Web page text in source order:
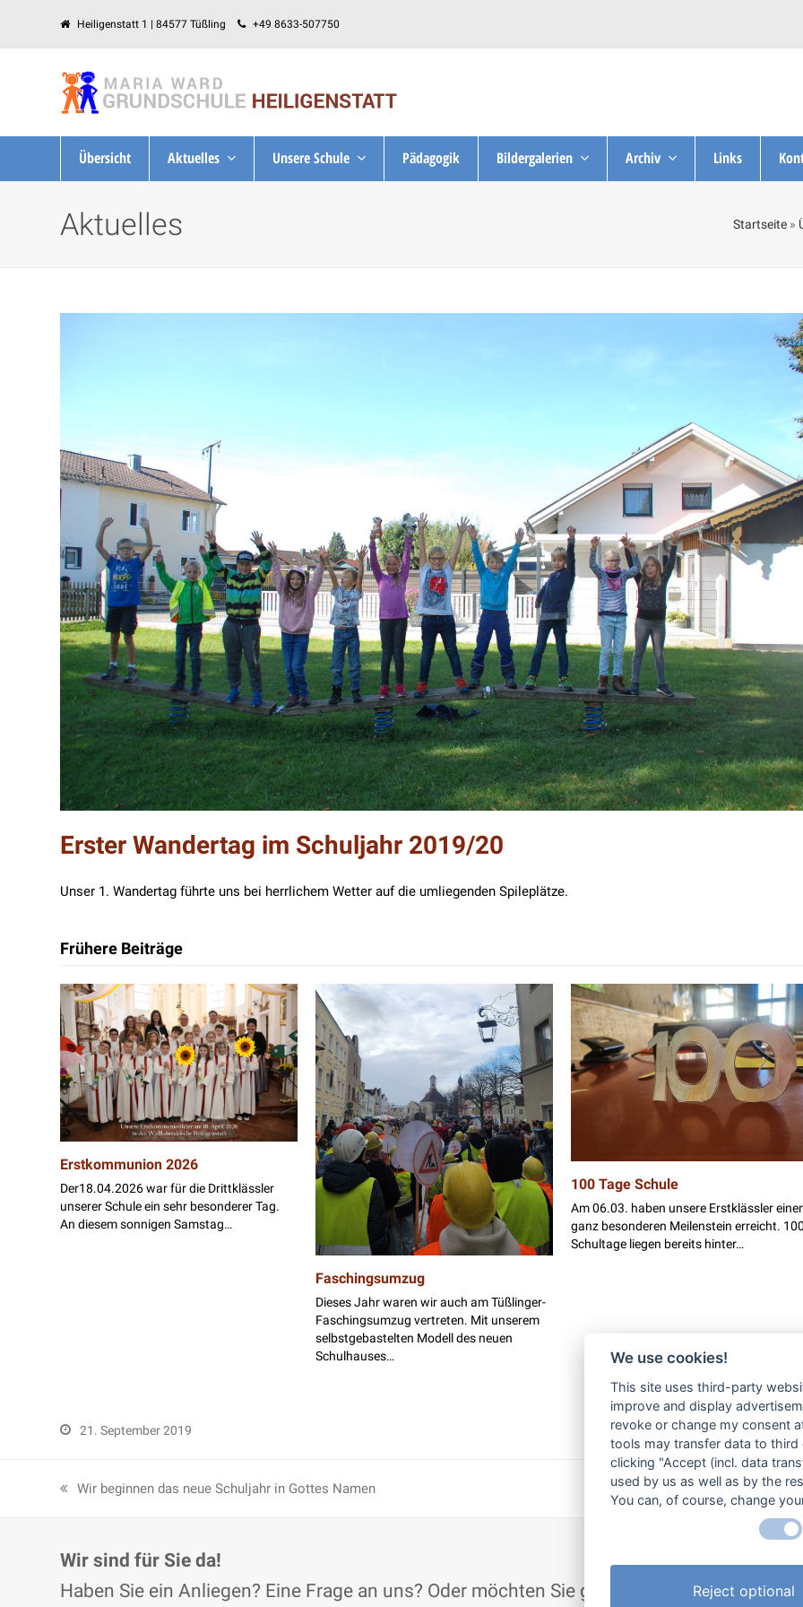
Heiligenstatt 1 | 84577 Tüßling +49 8633-507750
Übersicht Aktuelles Unsere Schule Pädagogik Bildergalerien Archiv Links
Aktuelles Startseite»
Erster Wandertag im Schuljahr 2019/20
Unser 1. Wandertag führte uns bei herrlichem Wetter auf die umliegenden Spileplätze.
Frühere Beiträge
Erstkommunion 2026
Der18.04.2026 war für die Drittklässler
unserer Schule ein sehr besonderer Tag.
An diesem sonnigen Samstag…
Faschingsumzug
Dieses Jahr waren wir auch am Tüßlinger-
Faschingsumzug vertreten. Mit unserem
selbstgebastelten Modell des neuen
Schulhauses…
100 Tage Schule
Am 06.03. haben unsere Erstklässler
ganz besonderen Meilenstein erreicht. 100
Schultage liegen bereits hinter…
21. September 2019
vorheriger
Wir beginnen das neue Schuljahr in Gottes Namen
Wir sind für Sie da!
Haben Sie ein Anliegen? Eine Frage an uns? Oder möchten Sie gerne etwas loswerden?
We use cookies!
This site uses third-party
improve and display
revoke or change my consent
tools may transfer data to third
clicking "Accept (incl. data
used by us as well as by the
You can, of course, change
Reject optional